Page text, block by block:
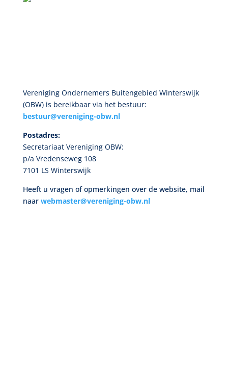
Vereniging Ondernemers Buitengebied Winterswijk
(OBW) is bereikbaar via het bestuur:
bestuur@vereniging-obw.nl
Postadres:
Secretariaat Vereniging OBW:
p/a Vredenseweg 108
7101 LS Winterswijk
Heeft u vragen of opmerkingen over de website, mail
naar webmaster@vereniging-obw.nl